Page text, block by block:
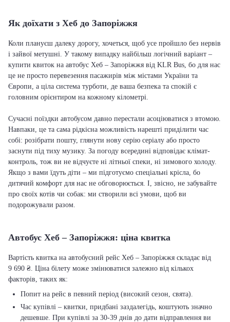
Як доїхати з Хеб до Запоріжжя
Коли плануєш далеку дорогу, хочеться, щоб усе пройшло без нервів
і зайвої метушні. У такому випадку найбільш логічний варіант –
купити квиток на автобус Хеб – Запоріжжя від KLR Bus, бо для нас
це не просто перевезення пасажирів між містами України та
Європи, а ціла система турботи, де ваша безпека та спокій є
головним орієнтиром на кожному кілометрі.
Сучасні поїздки автобусом давно перестали асоціюватися з втомою.
Навпаки, це та сама рідкісна можливість нарешті приділити час
собі: розібрати пошту, глянути нову серію серіалу або просто
заснути під тиху музику. За погоду всередині відповідає клімат-
контроль, тож ви не відчуєте ні літньої спеки, ні зимового холоду.
Якщо з вами їдуть діти – ми підготуємо спеціальні крісла, бо
дитячий комфорт для нас не обговорюється. І, звісно, не забувайте
про своїх котів чи собак: ми створили всі умови, щоб ви
подорожували разом.
Автобус Хеб – Запоріжжя: ціна квитка
Вартість квитка на автобусний рейс Хеб – Запоріжжя складає від
9 690 ₴. Ціна білету може змінюватися залежно від кількох
факторів, таких як:
Попит на рейс в певний період (високий сезон, свята).
Час купівлі – квитки, придбані заздалегідь, коштують значно
дешевше. При купівлі за 30-39 днів до дати відправлення ви